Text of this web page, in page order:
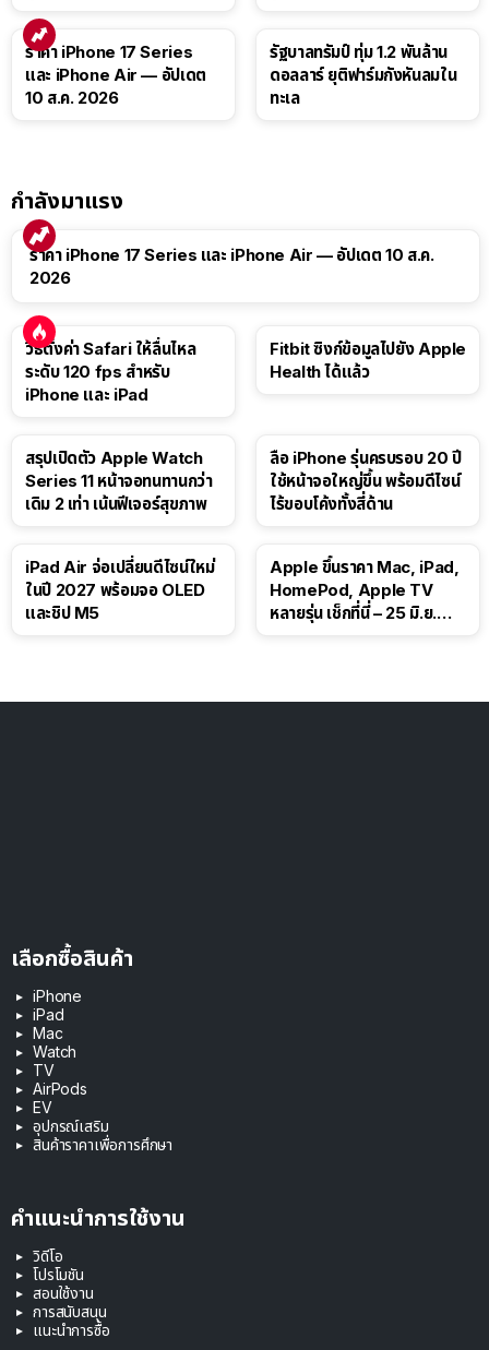
ราคา iPhone 17 Series
และ iPhone Air — อัปเดต
10 ส.ค. 2026
รัฐบาลทรัมป์ ทุ่ม 1.2 พันล้าน
ดอลลาร์ ยุติฟาร์มกังหันลมใน
ทะเล
กำลังมาแรง
ราคา iPhone 17 Series และ iPhone Air — อัปเดต 10 ส.ค.
2026
วิธีตั้งค่า Safari ให้ลื่นไหล
ระดับ 120 fps สำหรับ
iPhone และ iPad
Fitbit ซิงก์ข้อมูลไปยัง Apple
Health ได้แล้ว
สรุปเปิดตัว Apple Watch
Series 11 หน้าจอทนทานกว่า
เดิม 2 เท่า เน้นฟีเจอร์สุขภาพ
ลือ iPhone รุ่นครบรอบ 20 ปี
ใช้หน้าจอใหญ่ขึ้น พร้อมดีไซน์
ไร้ขอบโค้งทั้งสี่ด้าน
iPad Air จ่อเปลี่ยนดีไซน์ใหม่
ในปี 2027 พร้อมจอ OLED
และชิป M5
Apple ขึ้นราคา Mac, iPad,
HomePod, Apple TV
หลายรุ่น เช็กที่นี่ – 25 มิ.ย.
เลือกซื้อสินค้า
iPhone
iPad
Mac
Watch
TV
AirPods
EV
อุปกรณ์เสริม
สินค้าราคาเพื่อการศึกษา
คำแนะนำการใช้งาน
วิดีโอ
โปรโมชัน
สอนใช้งาน
การสนับสนุน
แนะนำการซื้อ